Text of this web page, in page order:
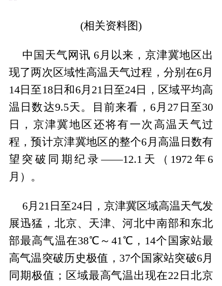
(相关资料图)
中国天气网讯 6月以来，京津冀地区出
现了两次区域性高温天气过程，分别在6月
14日至18日和6月21日至24日，区域平均高
温日数达9.5天。目前来看，6月27日至30
日，京津冀地区还将有一次高温天气过
程，预计京津冀地区的整个6月高温日数有
望突破同期纪录——12.1天（1972年6
月）。
6月21日至24日，京津冀区域高温天气发
展迅猛，北京、天津、河北中南部和东北
部最高气温在38℃～41℃，14个国家站最
高气温突破历史极值，37个国家站突破6月
同期极值；区域最高气温出现在22日北京